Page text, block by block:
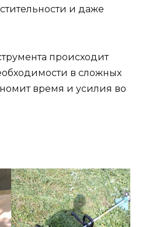
и даже
происходит
в сложных
время и усилия во